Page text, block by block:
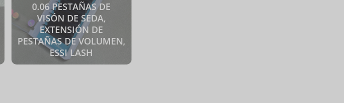
0.06 PESTAÑAS DE
VISÓN DE SEDA,
EXTENSIÓN DE
PESTAÑAS DE VOLUMEN,
ESSI LASH